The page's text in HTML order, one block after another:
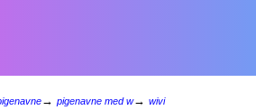
→ pigenavne med w→ wivi